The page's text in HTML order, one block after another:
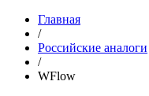
Главная
/
Российские аналоги
/
WFlow